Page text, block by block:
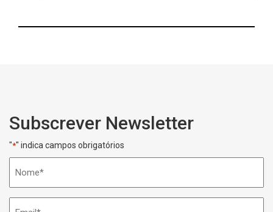
Subscrever Newsletter
"*" indica campos obrigatórios